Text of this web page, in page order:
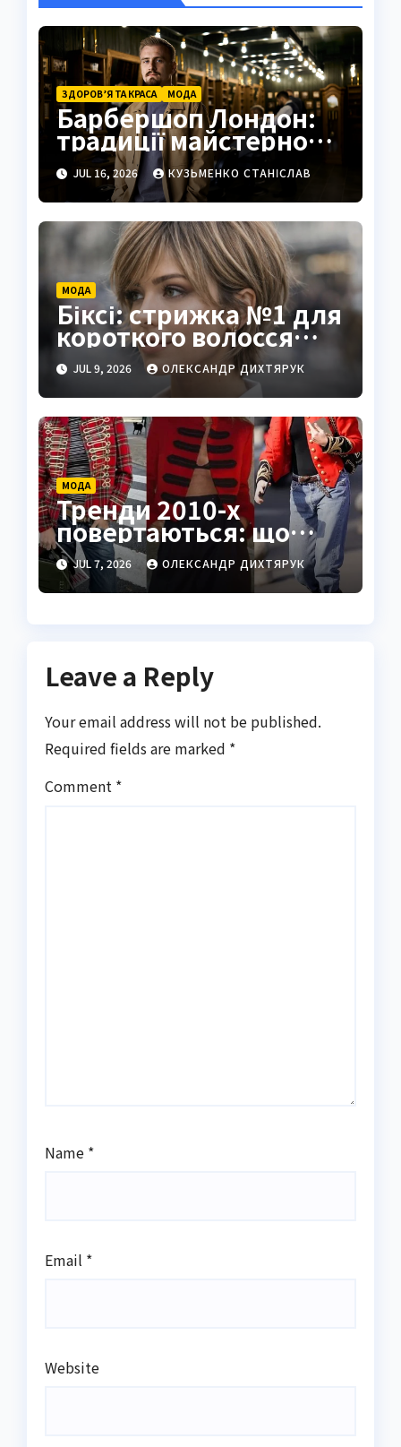
ЗДОРОВ’Я ТА КРАСА МОДА
Барбершоп Лондон:
традиції майстерності
та сучасний стиль
JUL 16, 2026 КУЗЬМЕНКО СТАНІСЛАВ
МОДА
Біксі: стрижка №1 для
короткого волосся
влітку 2026
JUL 9, 2026 ОЛЕКСАНДР ДИХТЯРУК
МОДА
Тренди 2010-х
повертаються: що
знову носити
JUL 7, 2026 ОЛЕКСАНДР ДИХТЯРУК
Leave a Reply
Your email address will not be published.
Required fields are marked *
Comment *
Name *
Email *
Website